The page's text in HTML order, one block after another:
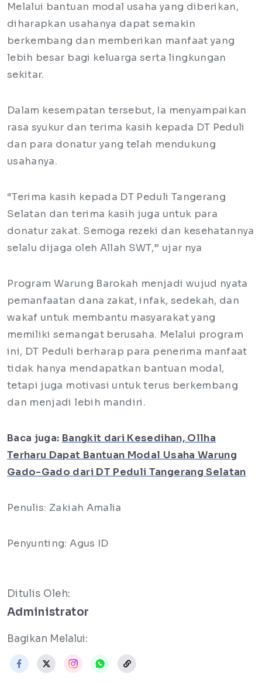
Melalui bantuan modal usaha yang diberikan,
diharapkan usahanya dapat semakin
berkembang dan memberikan manfaat yang
lebih besar bagi keluarga serta lingkungan
sekitar.
Dalam kesempatan tersebut, Ia menyampaikan
rasa syukur dan terima kasih kepada DT Peduli
dan para donatur yang telah mendukung
usahanya.
“Terima kasih kepada DT Peduli Tangerang
Selatan dan terima kasih juga untuk para
donatur zakat. Semoga rezeki dan kesehatannya
selalu dijaga oleh Allah SWT,” ujar nya
Program Warung Barokah menjadi wujud nyata
pemanfaatan dana zakat, infak, sedekah, dan
wakaf untuk membantu masyarakat yang
memiliki semangat berusaha. Melalui program
ini, DT Peduli berharap para penerima manfaat
tidak hanya mendapatkan bantuan modal,
tetapi juga motivasi untuk terus berkembang
dan menjadi lebih mandiri.
Baca juga: Bangkit dari Kesedihan, Ollha
Terharu Dapat Bantuan Modal Usaha Warung
Gado-Gado dari DT Peduli Tangerang Selatan
Penulis: Zakiah Amalia
Penyunting: Agus ID
Ditulis Oleh:
Administrator
Bagikan Melalui: